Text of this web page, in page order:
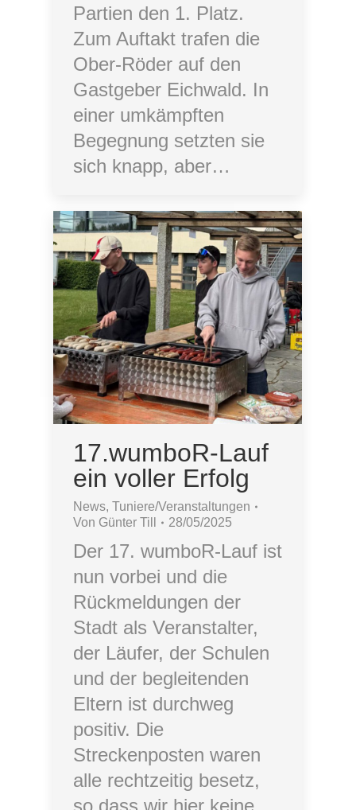
Partien den 1. Platz.
Zum Auftakt trafen die
Ober-Röder auf den
Gastgeber Eichwald. In
einer umkämpften
Begegnung setzten sie
sich knapp, aber…
17.wumboR-Lauf
ein voller Erfolg
News, Tuniere/Veranstaltungen
Von Günter Till 28/05/2025
Der 17. wumboR-Lauf ist
nun vorbei und die
Rückmeldungen der
Stadt als Veranstalter,
der Läufer, der Schulen
und der begleitenden
Eltern ist durchweg
positiv. Die
Streckenposten waren
alle rechtzeitig besetz,